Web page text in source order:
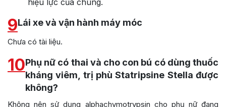
9Lái xe và vận hành máy móc
Chưa có tài liệu.
10Phụ nữ có thai và cho con bú có dùng thuốc
kháng viêm, trị phù Statripsine Stella được
không?
Không nên sử dụng alphachymotrypsin cho phụ nữ đang